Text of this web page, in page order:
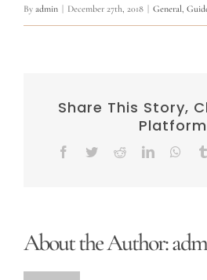
By admin December 27th, 2018 General,
Share This Story,
Facebook
TwitterRedditLinkedIn
About the Author: